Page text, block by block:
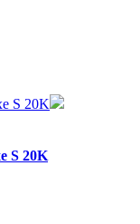
S 20K